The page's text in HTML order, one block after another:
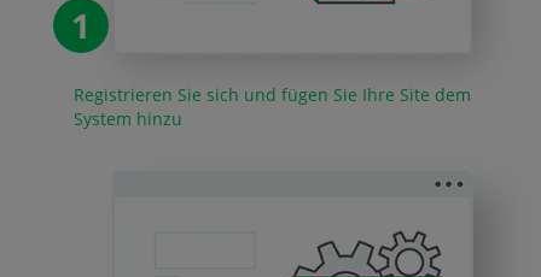
1
Registrieren Sie sich und fügen Sie Ihre Site dem
System hinzu